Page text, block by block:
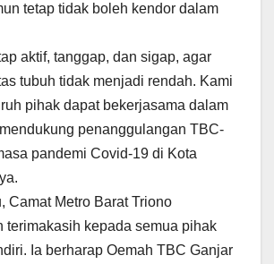
tetap tidak boleh kendor dalam
aktif, tanggap, dan sigap, agar
tubuh tidak menjadi rendah. Kami
pihak dapat bekerjasama dalam
penanggulangan TBC-
pandemi Covid-19 di Kota
Camat Metro Barat Triono
terimakasih kepada semua pihak
Ia berharap Oemah TBC Ganjar